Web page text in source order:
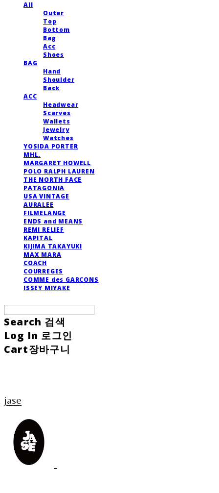
All
Outer
Top
Bottom
Bag
Acc
Shoes
BAG
Hand
Shoulder
Back
ACC
Headwear
Scarves
Wallets
Jewelry
Watches
YOSIDA PORTER
MHL.
MARGARET HOWELL
POLO RALPH LAUREN
THE NORTH FACE
PATAGONIA
USA VINTAGE
AURALEE
FILMELANGE
ENDS and MEANS
REMI RELIEF
KAPITAL
KIJIMA TAKAYUKI
MAX MARA
COACH
COURREGES
COMME des GARCONS
ISSEY MIYAKE
Search 검색
Log In 로그인
Cart장바구니
jase